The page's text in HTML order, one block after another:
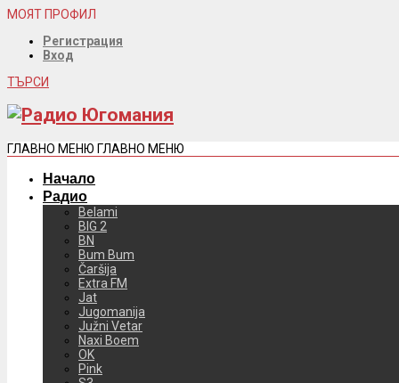
МОЯТ ПРОФИЛ
Регистрация
Вход
ТЪРСИ
ГЛАВНО МЕНЮ ГЛАВНО МЕНЮ
Начало
Радио
Belami
BIG 2
BN
Bum Bum
Čaršija
Extra FM
Jat
Jugomanija
Južni Vetar
Naxi Boem
OK
Pink